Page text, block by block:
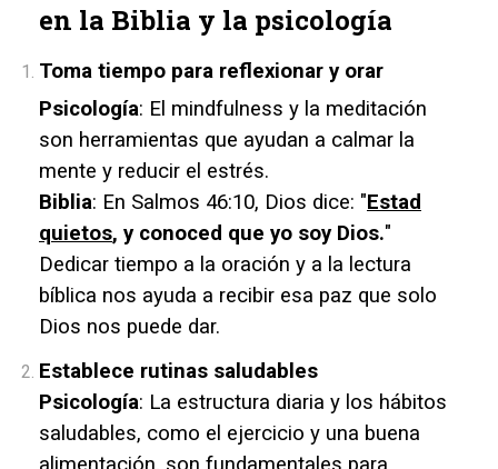
en la Biblia y la psicología
Toma tiempo para reflexionar y orar
Psicología: El mindfulness y la meditación
son herramientas que ayudan a calmar la
mente y reducir el estrés.
Biblia: En Salmos 46:10, Dios dice: "Estad
quietos, y conoced que yo soy Dios."
Dedicar tiempo a la oración y a la lectura
bíblica nos ayuda a recibir esa paz que solo
Dios nos puede dar.
Establece rutinas saludables
Psicología: La estructura diaria y los hábitos
saludables, como el ejercicio y una buena